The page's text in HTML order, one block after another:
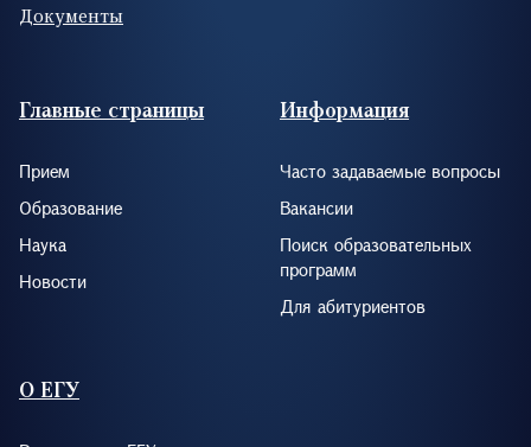
Документы
Footer (RUS)
Главные страницы
Прием
Образование
Наука
Новости
Информация
Часто задаваемые вопросы
Вакансии
Поиск образовательных
программ
Для абитуриентов
О ЕГУ